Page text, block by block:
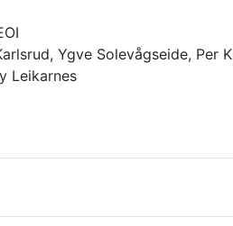
Ygve Solevågseide,
Leikarnes